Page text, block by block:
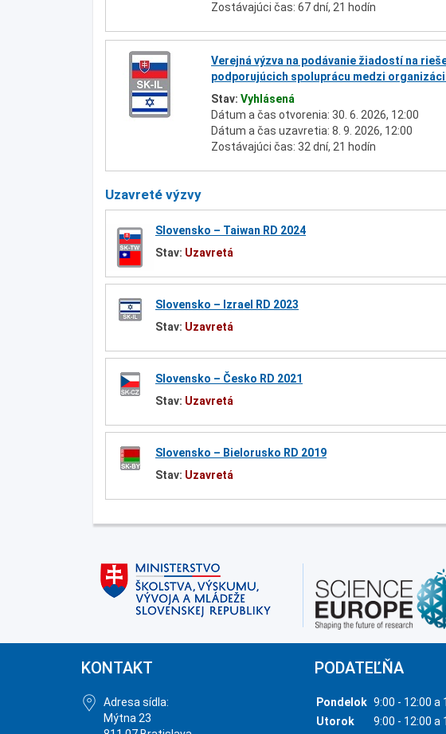
Zostávajúci čas: 67 dní, 21 hodín
Verejná výzva na podávanie žiadostí na
podporujúcich spoluprácu medzi
Stav: Vyhlásená
Dátum a čas otvorenia: 30. 6. 2026, 12:00
Dátum a čas uzavretia: 8. 9. 2026, 12:00
Zostávajúci čas: 32 dní, 21 hodín
Uzavreté výzvy
Slovensko – Taiwan RD 2024
Stav: Uzavretá
Slovensko – Izrael RD 2023
Stav: Uzavretá
Slovensko – Česko RD 2021
Stav: Uzavretá
Slovensko – Bielorusko RD 2019
Stav: Uzavretá
KONTAKT
Adresa sídla:
Mýtna 23
PODATEĽŇA
Pondelok 9:00 - 12:00 a
Utorok
9:00 - 12:00 a